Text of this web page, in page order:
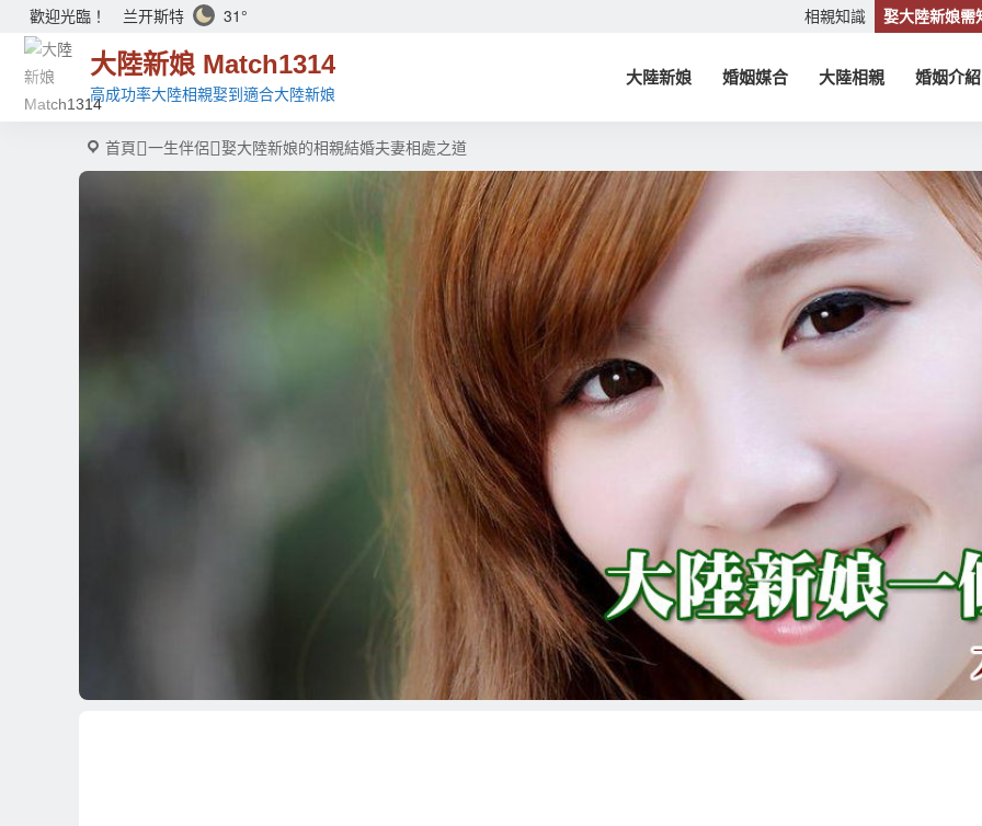
歡迎光臨！ 兰开斯特 31° 相親知識 娶大陸新娘需
大陸新娘 Match1314
高成功率大陸相親娶到適合大陸新娘
大陸新娘 婚姻媒合 大陸相親 婚姻介紹
首頁 一生伴侶 娶大陸新娘的相親結婚夫妻相處之道